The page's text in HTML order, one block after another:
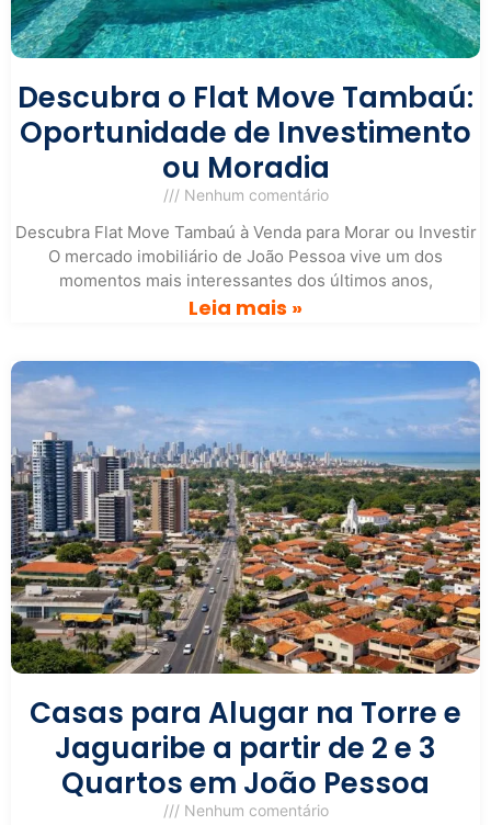
Descubra o Flat Move Tambaú:
Oportunidade de Investimento
ou Moradia
Nenhum comentário
Descubra Flat Move Tambaú à Venda para Morar ou Investir
O mercado imobiliário de João Pessoa vive um dos
momentos mais interessantes dos últimos anos,
Leia mais »
Casas para Alugar na Torre e
Jaguaribe a partir de 2 e 3
Quartos em João Pessoa
Nenhum comentário